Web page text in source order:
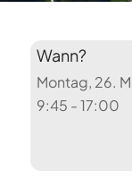
Wann?
Montag, 26.
9:45 - 17:00